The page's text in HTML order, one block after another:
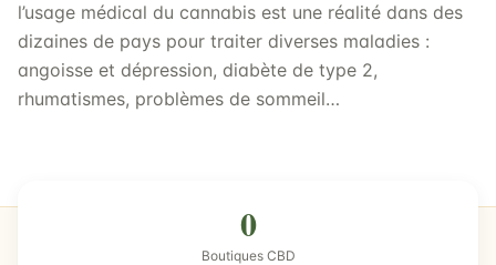
l’usage médical du cannabis est une réalité dans des
dizaines de pays pour traiter diverses maladies :
angoisse et dépression, diabète de type 2,
rhumatismes, problèmes de sommeil…
0
Boutiques CBD